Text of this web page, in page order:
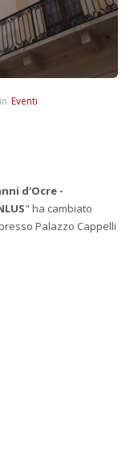
in Eventi
d'Ocre -
" ha cambiato
Palazzo Cappelli